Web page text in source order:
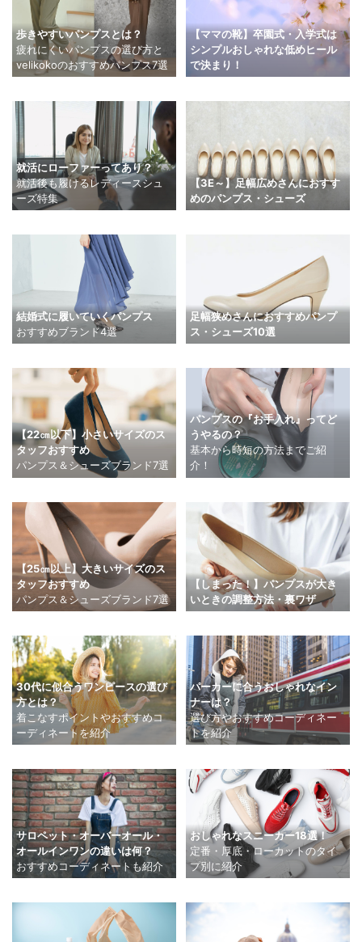
歩きやすいパンプスとは？
疲れにくいパンプスの選び方と
velikokoのおすすめパンプス7選
【ママの靴】卒園式・入学式は
シンプルおしゃれな低めヒール
で決まり！
就活にローファーってあり？
就活後も履けるレディースシュ
ーズ特集
【3E～】足幅広めさんにおすす
めのパンプス・シューズ
結婚式に履いていくパンプス
おすすめブランド4選
足幅狭めさんにおすすめパンプ
ス・シューズ10選
【22㎝以下】小さいサイズのス
タッフおすすめ
パンプス＆シューズブランド7選
パンプスの『お手入れ』ってど
うやるの？
基本から時短の方法までご紹
介！
【25㎝以上】大きいサイズのス
タッフおすすめ
パンプス＆シューズブランド7選
【しまった！】パンプスが大き
いときの調整方法・裏ワザ
30代に似合うワンピースの選び
方とは？
着こなすポイントやおすすめコ
ーディネートを紹介
パーカーに合うおしゃれなイン
ナーは？
選び方やおすすめコーディネー
トを紹介
サロペット・オーバーオール・
オールインワンの違いは何？
おすすめコーディネートも紹介
おしゃれなスニーカー18選！
定番・厚底・ローカットのタイ
プ別に紹介